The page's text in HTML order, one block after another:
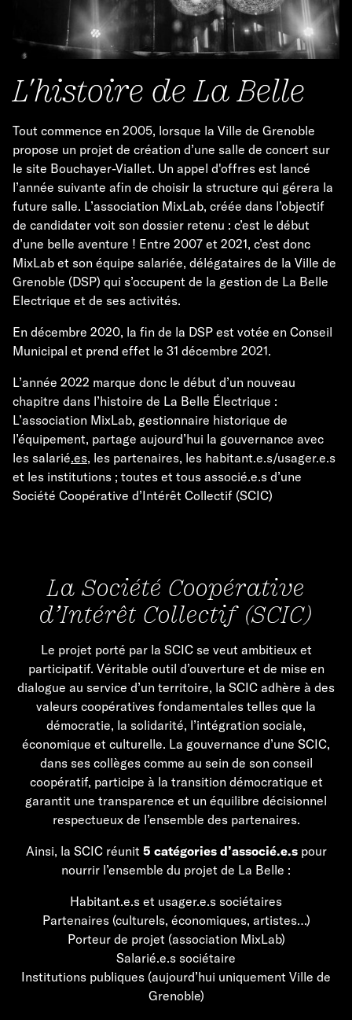
L'histoire de La Belle
Tout commence en 2005, lorsque la Ville de Grenoble
propose un projet de création d’une salle de concert sur
le site Bouchayer-Viallet. Un appel d'offres est lancé
l’année suivante afin de choisir la structure qui gérera la
future salle. L’association MixLab, créée dans l’objectif
de candidater voit son dossier retenu : c’est le début
d’une belle aventure ! Entre 2007 et 2021, c’est donc
MixLab et son équipe salariée, délégataires de la Ville de
Grenoble (DSP) qui s’occupent de la gestion de La Belle
Electrique et de ses activités.
En décembre 2020, la fin de la DSP est votée en Conseil
Municipal et prend effet le 31 décembre 2021.
L’année 2022 marque donc le début d’un nouveau
chapitre dans l’histoire de La Belle Électrique :
L’association MixLab, gestionnaire historique de
l’équipement, partage aujourd’hui la gouvernance avec
les salarié.es, les partenaires, les habitant.e.s/usager.e.s
et les institutions ; toutes et tous associé.e.s d’une
Société Coopérative d’Intérêt Collectif (SCIC)
La Société Coopérative
d’Intérêt Collectif (SCIC)
Le projet porté par la SCIC se veut ambitieux et
participatif. Véritable outil d’ouverture et de mise en
dialogue au service d’un territoire, la SCIC adhère à des
valeurs coopératives fondamentales telles que la
démocratie, la solidarité, l’intégration sociale,
économique et culturelle. La gouvernance d’une SCIC,
dans ses collèges comme au sein de son conseil
coopératif, participe à la transition démocratique et
garantit une transparence et un équilibre décisionnel
respectueux de l’ensemble des partenaires.
Ainsi, la SCIC réunit 5 catégories d’associé.e.spour
nourrir l’ensemble du projet de La Belle :
Habitant.e.s et usager.e.s sociétaires
Partenaires (culturels, économiques, artistes…)
Porteur de projet (association MixLab)
Salarié.e.s sociétaire
Institutions publiques (aujourd’hui uniquement Ville de
Grenoble)